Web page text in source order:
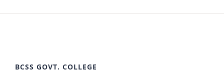
BCSS GOVT. COLLEGE